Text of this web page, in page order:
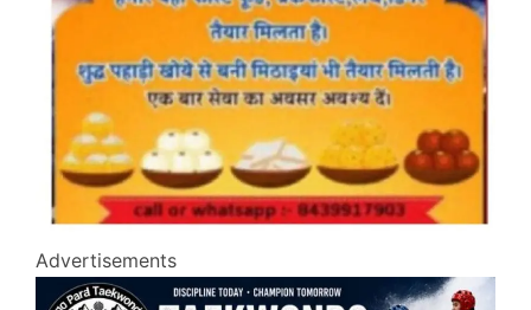
Advertisements